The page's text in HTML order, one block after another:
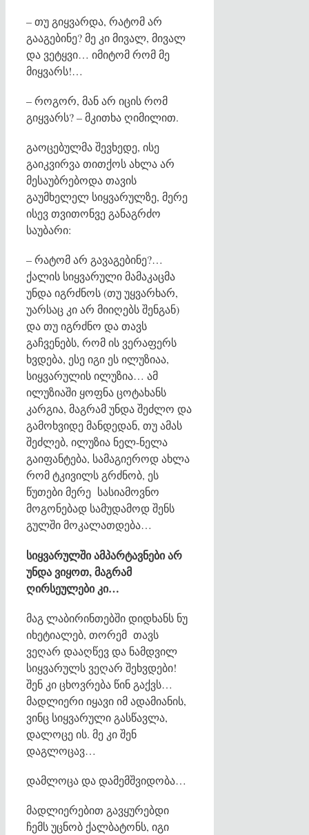
– თუ გიყვარდა, რატომ არ
გააგებინე? მე კი მივალ, მივალ
და ვეტყვი… იმიტომ რომ მე
მიყვარს!…
– როგორ, მან არ იცის რომ
გიყვარს? – მკითხა ღიმილით.
გაოცებულმა შევხედე, ისე
გაიკვირვა თითქოს ახლა არ
მესაუბრებოდა თავის
გაუმხელელ სიყვარულზე, მერე
ისევ თვითონვე განაგრძო
საუბარი:
– რატომ არ გავაგებინე?…
ქალის სიყვარული მამაკაცმა
უნდა იგრძნოს (თუ უყვარხარ,
უარსაც კი არ მიიღებს შენგან)
და თუ იგრძნო და თავს
გაჩვენებს, რომ ის ვერაფერს
ხვდება, ესე იგი ეს ილუზიაა,
სიყვარულის ილუზია… ამ
ილუზიაში ყოფნა ცოტახანს
კარგია, მაგრამ უნდა შეძლო და
გამოხვიდე მანდედან, თუ ამას
შეძლებ, ილუზია ნელ-ნელა
გაიფანტება, სამაგიეროდ ახლა
რომ ტკივილს გრძნობ, ეს
წუთები მერე სასიამოვნო
მოგონებად სამუდამოდ შენს
გულში მოკალათდება…
სიყვარულშიამპარტავნებიარ
უნდა ვიყოთ,მაგრამ
ღირსეულები კი…
მაგ ლაბირინთებში დიდხანს ნუ
იხეტიალებ, თორემ თავს
ვეღარ დააღწევ და ნამდვილ
სიყვარულს ვეღარ შეხვდები!
შენ კი ცხოვრება წინ გაქვს…
მადლიერი იყავი იმ ადამიანის,
ვინც სიყვარული გასწავლა,
დალოცე ის. მე კი შენ
დაგლოცავ…
დამლოცა და დამემშვიდობა…
მადლიერებით გავყურებდი
ჩემს უცნობ ქალბატონს, იგი